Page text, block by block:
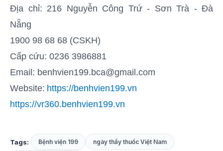
Địa chỉ: 216 Nguyễn Công Trứ - Sơn Trà - Đà
Nẵng
1900 98 68 68 (CSKH)
Cấp cứu: 0236 3986881
Email: benhvien199.bca@gmail.com
Website: https://benhvien199.vn
https://vr360.benhvien199.vn
Tags: Bệnh viện 199 ngày thầy thuốc Việt Nam